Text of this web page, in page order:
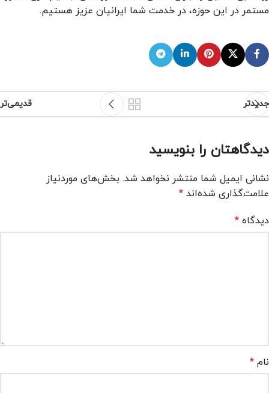
مستمر در این حوزه، در خدمت شما ایرانیان عزیز هستیم.
جدیدتر قدیمی‌تر
دیدگاهتان را بنویسید
نشانی ایمیل شما منتشر نخواهد شد. بخش‌های موردنیاز
علامت‌گذاری شده‌اند *
دیدگاه *
نام *